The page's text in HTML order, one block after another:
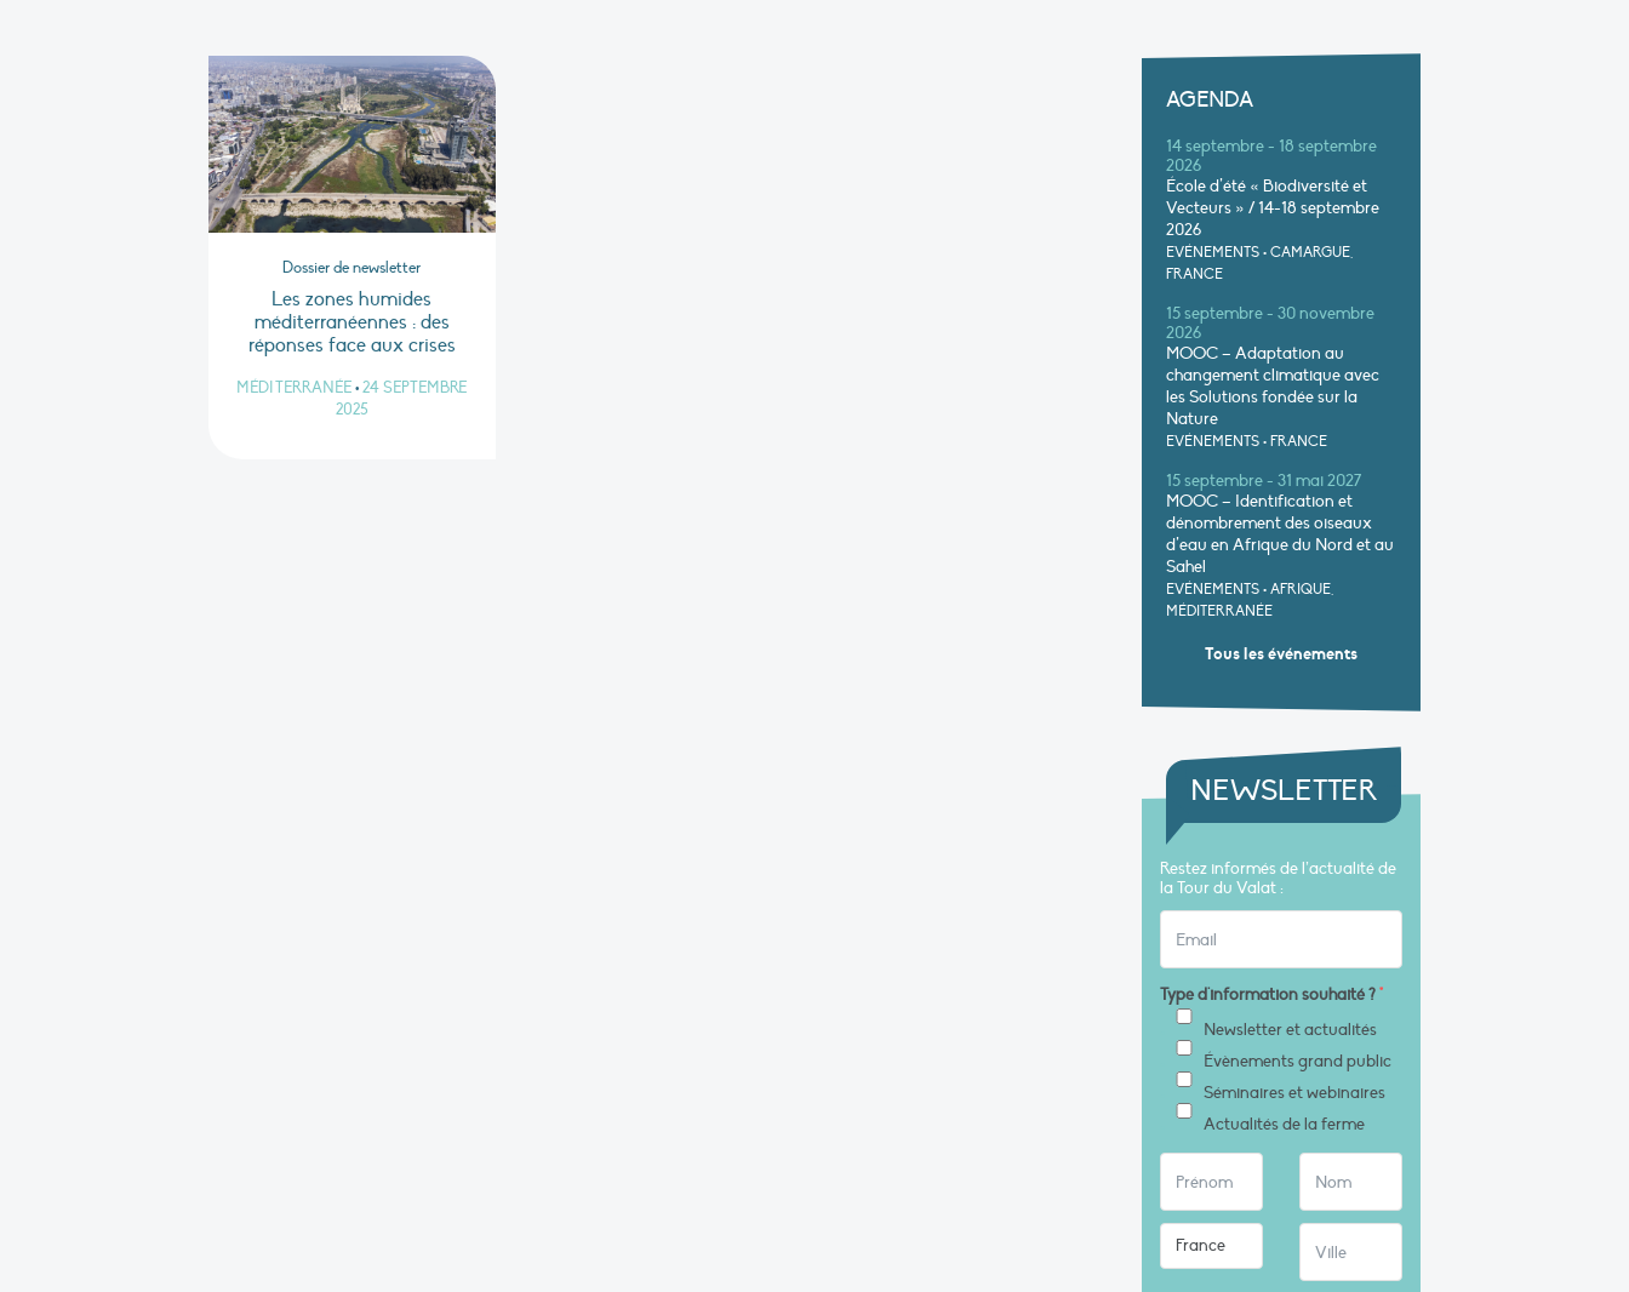
Dossier de newsletter
Les zones humides
méditerranéennes : des
réponses face aux crises
MÉDITERRANÉE • 24 SEPTEMBRE
2025
AGENDA
14 septembre - 18 septembre
2026
École d’été « Biodiversité et
Vecteurs » / 14-18 septembre
2026
EVÉNEMENTS • CAMARGUE,
FRANCE
15 septembre - 30 novembre
2026
MOOC – Adaptation au
changement climatique avec
les Solutions fondée sur la
Nature
EVÉNEMENTS • FRANCE
15 septembre - 31 mai 2027
MOOC – Identification et
dénombrement des oiseaux
d’eau en Afrique du Nord et au
Sahel
EVÉNEMENTS • AFRIQUE,
MÉDITERRANÉE
Tous les événements
NEWSLETTER
Restez informés de l’actualité de
la Tour du Valat :
Type d'information souhaité ?*
Newsletter et actualités
Évènements grand public
Séminaires et webinaires
Actualités de la ferme